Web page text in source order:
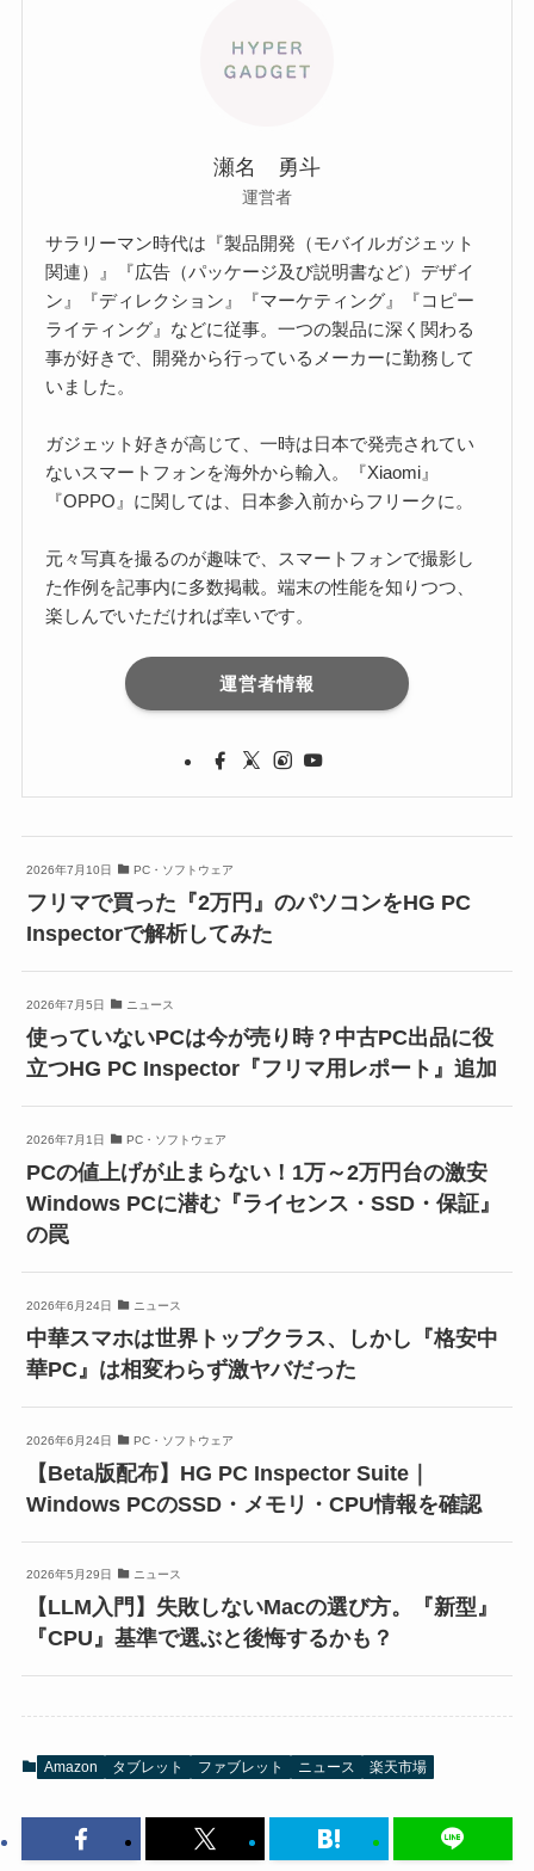
瀬名 勇斗
運営者
サラリーマン時代は『製品開発（モバイルガジェット
関連）』『広告（パッケージ及び説明書など）デザイ
ン』『ディレクション』『マーケティング』『コピー
ライティング』などに従事。一つの製品に深く関わる
事が好きで、開発から行っているメーカーに勤務して
いました。
ガジェット好きが高じて、一時は日本で発売されてい
ないスマートフォンを海外から輸入。『Xiaomi』
『OPPO』に関しては、日本参入前からフリークに。
元々写真を撮るのが趣味で、スマートフォンで撮影し
た作例を記事内に多数掲載。端末の性能を知りつつ、
楽しんでいただければ幸いです。
運営者情報
2026年7月10日 PC・ソフトウェア
フリマで買った『2万円』のパソコンをHG PC
Inspectorで解析してみた
2026年7月5日 ニュース
使っていないPCは今が売り時？中古PC出品に役
立つHG PC Inspector『フリマ用レポート』追加
2026年7月1日 PC・ソフトウェア
PCの値上げが止まらない！1万～2万円台の激安
Windows PCに潜む『ライセンス・SSD・保証』
の罠
2026年6月24日 ニュース
中華スマホは世界トップクラス、しかし『格安中
華PC』は相変わらず激ヤバだった
2026年6月24日 PC・ソフトウェア
【Beta版配布】HG PC Inspector Suite｜
Windows PCのSSD・メモリ・CPU情報を確認
2026年5月29日 ニュース
【LLM入門】失敗しないMacの選び方。『新型』
『CPU』基準で選ぶと後悔するかも？
Amazon タブレット ファブレット ニュース 楽天市場